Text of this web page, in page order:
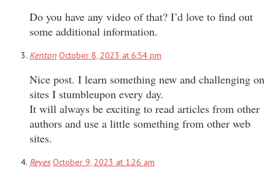
Do you have any video of that? I’d love to find out
some additional information.
Kenton October 8, 2023 at 6:54 pm
Nice post. I learn something new and challenging on
sites I stumbleupon every day.
It will always be exciting to read articles from other
authors and use a little something from other web
sites.
Reyes October 9, 2023 at 1:26 am